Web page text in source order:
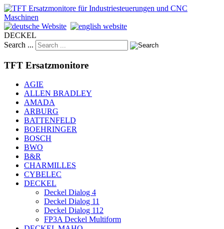
DECKEL
Search ...
TFT Ersatzmonitore
AGIE
ALLEN BRADLEY
AMADA
ARBURG
BATTENFELD
BOEHRINGER
BOSCH
BWO
B&R
CHARMILLES
CYBELEC
DECKEL
Deckel Dialog 4
Deckel Dialog 11
Deckel Dialog 112
FP3A Deckel Multiform